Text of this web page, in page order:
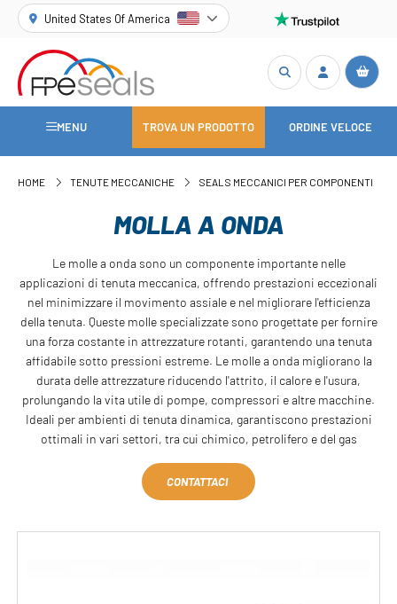
United States Of America
MENU TROVA UN PRODOTTO ORDINE VELOCE
HOME TENUTE MECCANICHE SEALS MECCANICI PER COMPONENTI
MOLLA A ONDA
Le molle a onda sono un componente importante nelle
applicazioni di tenuta meccanica, offrendo prestazioni eccezionali
nel minimizzare il movimento assiale e nel migliorare l'efficienza
della tenuta. Queste molle specializzate sono progettate per fornire
una forza costante in attrezzature rotanti, garantendo una tenuta
affidabile sotto pressioni estreme. Le molle a onda migliorano la
durata delle attrezzature riducendo l'attrito, il calore e l'usura,
prolungando la vita utile di pompe, compressori e altre macchine.
Ideali per ambienti di tenuta dinamica, garantiscono prestazioni
ottimali in vari settori, tra cui chimico, petrolifero e del gas
CONTATTACI